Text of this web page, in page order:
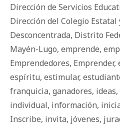
Dirección de Servicios
Dirección del Colegio
Desconcentrada, Distrito
Mayén-Lugo, emprende,
Emprendedores, Emprender,
espíritu, estimular,
franquicia, ganadores, ideas,
individual, información,
Inscribe, invita, jóvenes,